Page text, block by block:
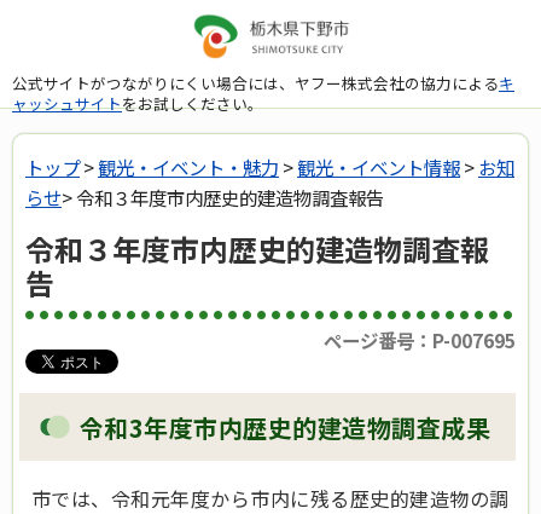
公式サイトがつながりにくい場合には、ヤフー株式会社の協力によるキ
ャッシュサイトをお試しください。
トップ>観光・イベント・魅力 >観光・イベント情報>お知
らせ> 令和３年度市内歴史的建造物調査報告
令和３年度市内歴史的建造物調査報
告
ページ番号：P-007695
令和3年度市内歴史的建造物調査成果
市では、令和元年度から市内に残る歴史的建造物の調